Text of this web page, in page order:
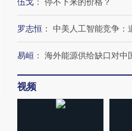
罗志恒 ： 中美人工智能竞争：
易峘 ： 海外能源供给缺口对中
视频